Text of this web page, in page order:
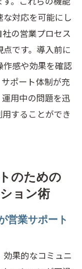
対応を可能にし
の営業プロセス
です。導入前に
感や効果を確認
ポート体制が充
用中の問題を迅
することができ
のための
ョン術
営業サポート
果的なコミュニ